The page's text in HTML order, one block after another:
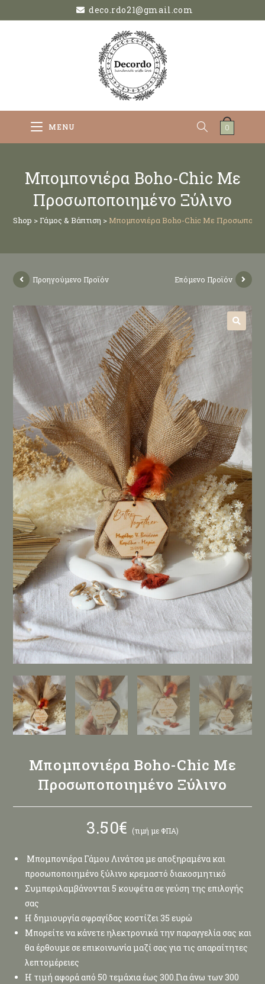
deco.rdo21@gmail.com
0
MENU
Μπομπονιέρα Boho-Chic Με
Προσωποποιημένο Ξύλινο
Shop >Γάμος & Βάπτιση > Μπομπονιέρα Boho-Chic Με
Προηγούμενο Προϊόν Επόμενο Προϊόν
🔍
Μπομπονιέρα Boho-Chic Με
Προσωποποιημένο Ξύλινο
3.50€ (τιμή με ΦΠΑ)
Μπομπονιέρα Γάμου Λινάτσα με αποξηραμένα και
προσωποποιημένο ξύλινο κρεμαστό διακοσμητικό
Συμπεριλαμβάνονται 5 κουφέτα σε γεύση της επιλογής
σας
Η δημιουργία σφραγίδας κοστίζει 35 ευρώ
Μπορείτε να κάνετε ηλεκτρονικά την παραγγελία σας και
θα έρθουμε σε επικοινωνία μαζί σας για τις απαραίτητες
λεπτομέρειες
Η τιμή αφορά από 50 τεμάχια έως 300.Για άνω των 300